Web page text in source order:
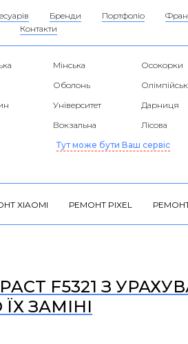
Бренди Портфоліо
Контакти
Мінська
Осокорки
Оболонь
Університет
Дарниця
Вокзальна
Лісова
Тут може бути Ваш сервіс
XIAOMI РЕМОНТ PIXEL
F5321 З
ЗАМІНІ